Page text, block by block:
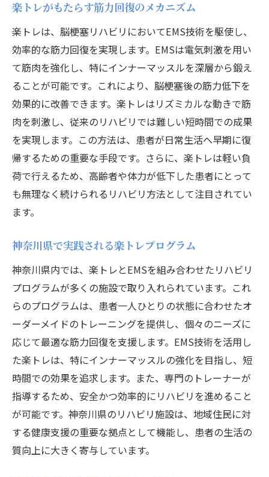
楽トレがもたらす筋力回復のメカニズム
楽トレは、脳梗塞リハビリにおいてEMS技術を駆使し、
効率的な筋力回復を実現します。EMSは電気刺激を用い
て筋肉を強化し、特にインナーマッスルを深層から鍛え
ることが可能です。これにより、脳梗塞後の筋力低下を
効果的に改善できます。楽トレはリズミカルな動きで筋
肉を刺激し、従来のリハビリでは難しい短時間での成果
を実現します。この方法は、患者が日常生活へ早期に復
帰するための重要な手段です。さらに、楽トレは軽い負
荷で行えるため、高齢者や体力が低下した患者にとって
も無理なく続けられるリハビリ方法として注目されてい
ます。
神奈川県で実践される楽トレプログラム
神奈川県内では、楽トレとEMSを組み合わせたリハビリ
プログラムが多くの施設で取り入れられています。これ
らのプログラムは、患者一人ひとりの状態に合わせたオ
ーダーメイドのトレーニングを提供し、個々のニーズに
応じて最適な筋力回復を支援します。EMS技術を活用し
た楽トレは、特にインナーマッスルの強化を目指し、短
時間での効果を追求します。また、専門のトレーナーが
指導するため、安全かつ効率的にリハビリを進めること
が可能です。神奈川県のリハビリ施設は、地域住民に対
する健康支援の重要な拠点として機能し、患者の生活の
質向上に大きく寄与しています。